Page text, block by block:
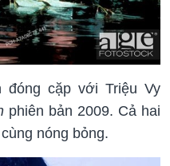
đóng cặp với Triệu Vy
phiên bản 2009. Cả hai
nóng bỏng.